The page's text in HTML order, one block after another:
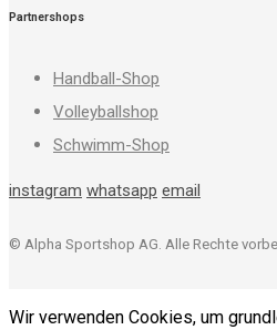
Partnershops
Handball-Shop
Volleyballshop
Schwimm-Shop
instagram whatsapp email
© Alpha Sportshop AG. Alle Rechte
Wir verwenden Cookies, um